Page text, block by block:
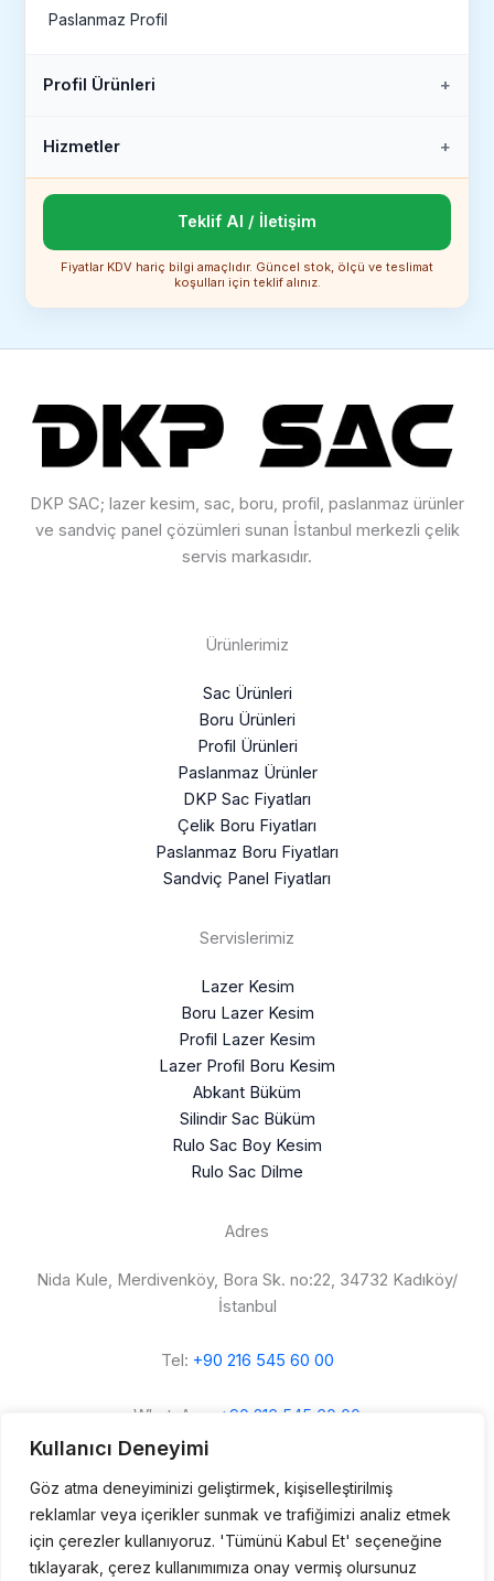
Kullanıcı Deneyimi
Göz atma deneyiminizi geliştirmek, kişiselleştirilmiş
reklamlar veya içerikler sunmak ve trafiğimizi analiz etmek
için çerezler kullanıyoruz. 'Tümünü Kabul Et' seçeneğine
tıklayarak, çerez kullanımımıza onay vermiş olursunuz
Paslanmaz Profil
Profil Ürünleri
Hizmetler
Teklif Al / İletişim
Fiyatlar KDV hariç bilgi amaçlıdır. Güncel stok, ölçü ve teslimat
koşulları için teklif alınız.
DKP SAC; lazer kesim, sac, boru, profil, paslanmaz ürünler
ve sandviç panel çözümleri sunan İstanbul merkezli çelik
servis markasıdır.
Ürünlerimiz
Sac Ürünleri
Boru Ürünleri
Profil Ürünleri
Paslanmaz Ürünler
DKP Sac Fiyatları
Çelik Boru Fiyatları
Paslanmaz Boru Fiyatları
Sandviç Panel Fiyatları
Servislerimiz
Lazer Kesim
Boru Lazer Kesim
Profil Lazer Kesim
Lazer Profil Boru Kesim
Abkant Büküm
Silindir Sac Büküm
Rulo Sac Boy Kesim
Rulo Sac Dilme
Adres
Nida Kule, Merdivenköy, Bora Sk. no:22, 34732 Kadıköy/
İstanbul
Tel: +90 216 545 60 00
WhatsApp: +90 216 545 60 00
Google Maps Konumu